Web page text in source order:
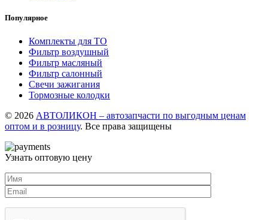
Популярное
Комплекты для ТО
Фильтр воздушный
Фильтр масляный
Фильтр салонный
Свечи зажигания
Тормозные колодки
© 2026 АВТОЛИКОН – автозапчасти по выгодным ценам
оптом и в розницу. Все права защищены
Узнать оптовую цену